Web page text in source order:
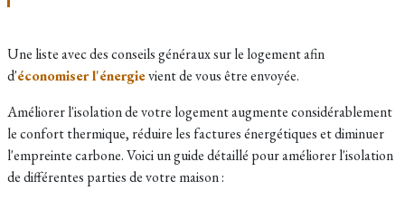
Une liste avec des conseils généraux sur le logement afin
d'économiser l'énergievient de vous être envoyée.
Améliorer l'isolation de votre logement augmente considérablement
le confort thermique, réduire les factures énergétiques et diminuer
l'empreinte carbone. Voici un guide détaillé pour améliorer l'isolation
de différentes parties de votre maison :